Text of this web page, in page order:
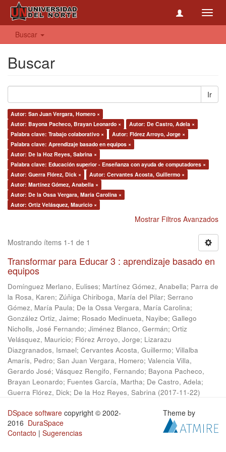
Buscar
Buscar
Ir
Autor: San Juan Vergara, Homero ×
Autor: Bayona Pacheco, Brayan Leonardo ×
Autor: De Castro, Adela ×
Palabra clave: Trabajo colaborativo ×
Autor: Flórez Arroyo, Jorge ×
Palabra clave: Aprendizaje basado en equipos ×
Autor: De la Hoz Reyes, Sabrina ×
Palabra clave: Educación superior - Enseñanza con ayuda de computadores ×
Autor: Guerra Flórez, Dick ×
Autor: Cervantes Acosta, Guillermo ×
Autor: Martínez Gómez, Anabella ×
Autor: De la Ossa Vergara, María Carolina ×
Autor: Ortiz Velásquez, Mauricio ×
Mostrar Filtros Avanzados
Mostrando ítems 1-1 de 1
Transformar para Educar 3 : aprendizaje basado en
equipos
Domínguez Merlano, Eulises; Martínez Gómez, Anabella; Parra de
la Rosa, Karen; Zúñiga Chiriboga, María del Pilar; Serrano
Gómez, María Paula; De la Ossa Vergara, María Carolina;
González Ortiz, Jaime; Rosado Medinueta, Nayibe; Gallego
Nicholls, José Fernando; Jiménez Blanco, Germán; Ortiz
Velásquez, Mauricio; Flórez Arroyo, Jorge; Lizarazu
Diazgranados, Ismael; Cervantes Acosta, Guillermo; Villalba
Amarís, Pedro; San Juan Vergara, Homero; Valencia Villa,
Gerardo José; Vásquez Rengifo, Fernando; Bayona Pacheco,
Brayan Leonardo; Fuentes García, Martha; De Castro, Adela;
Guerra Flórez, Dick; De la Hoz Reyes, Sabrina (2017-11-22)
DSpace software copyright © 2002-
2016 DuraSpace
Contacto | Sugerencias
Theme by